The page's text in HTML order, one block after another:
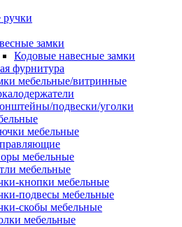
замки
Кодовые навесные замки
фурнитура
мебельные/витринные
подвески/уголки
мебельные
мебельные
мебельные
кнопки мебельные
подвесы мебельные
скобы мебельные
мебельные